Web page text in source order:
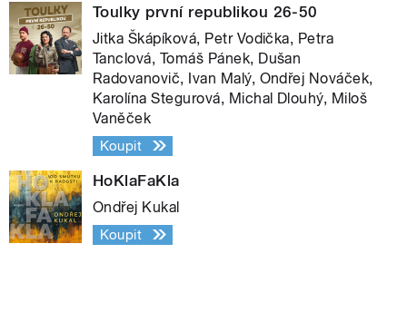
Toulky první republikou 26-50
Jitka Škápíková, Petr Vodička, Petra
Tanclová, Tomáš Pánek, Dušan
Radovanovič, Ivan Malý, Ondřej Nováček,
Karolína Stegurová, Michal Dlouhý, Miloš
Vaněček
Koupit
HoKlaFaKla
Ondřej Kukal
Koupit